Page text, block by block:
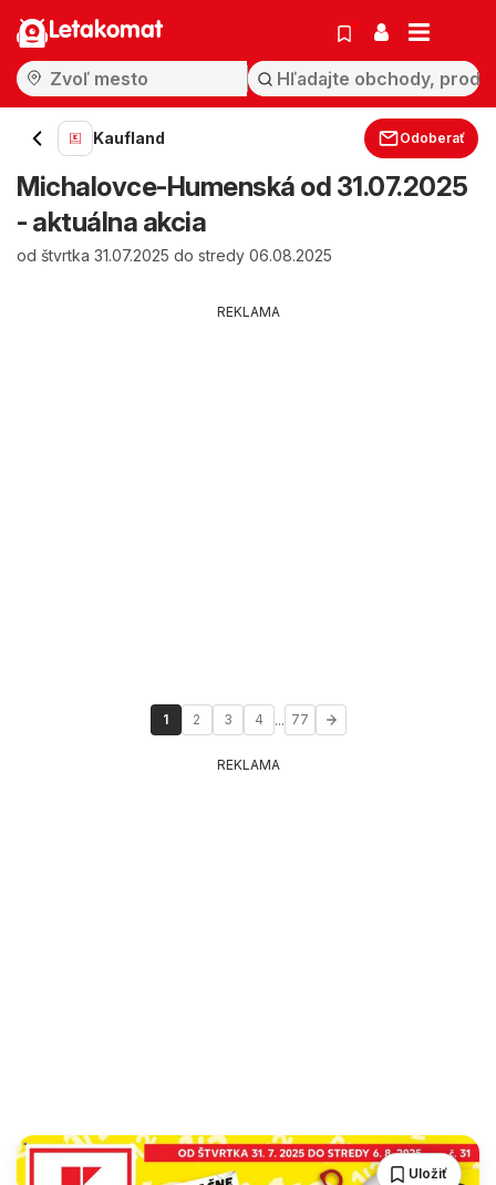
Letakomat
Kaufland Odoberať
Michalovce-Humenská od 31.07.2025
- aktuálna akcia
od štvrtka 31.07.2025 do stredy 06.08.2025
REKLAMA
1 2 3 4 ... 77
REKLAMA
Uložiť